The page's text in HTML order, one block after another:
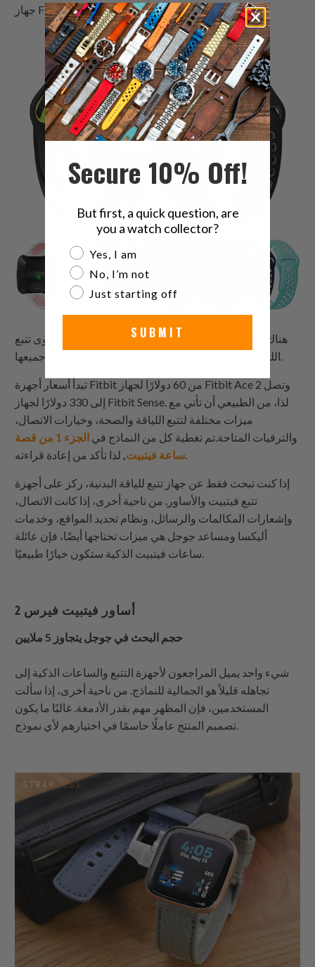
جهاز Fitbit معين.
هناك ثلاثة عوامل رئيسية يجب مراعاتها: الميزانية، مستوى تتبع
اللياقة البدنية المرغوب، والاتصال. خذ وقتك وفكر في جميعها.
تبدأ أسعار أجهزة Fitbit من 60 دولارًا لجهاز Fitbit Ace 2 وتصل
إلى 330 دولارًا لجهاز Fitbit Sense. لذا، من الطبيعي أن تأتي مع
ميزات مختلفة لتتبع اللياقة والصحة، وخيارات الاتصال،
والترقيات المتاحة.تم تغطية كل من النماذج في
الجزء 1 من قصة
ساعة فيتبيت, لذا تأكد من إعادة قراءته.
إذا كنت تبحث فقط عن جهاز تتبع للياقة البدنية، ركز على أجهزة
تتبع فيتبيت والأساور. من ناحية أخرى، إذا كانت الاتصال،
وإشعارات المكالمات والرسائل، ونظام تحديد المواقع، وخدمات
أليكسا ومساعد جوجل هي ميزات تحتاجها أيضًا، فإن عائلة
ساعات فيتبيت الذكية ستكون خيارًا طبيعيًا.
أساور فيتبيت فيرس 2
حجم البحث في جوجل يتجاوز 5 ملايين
شيء واحد يميل المراجعون لأجهزة التتبع والساعات الذكية إلى
تجاهله قليلاً هو الجمالية للنماذج. من ناحية أخرى، إذا سألت
المستخدمين، فإن المظهر مهم بقدر الأدمغة. غالبًا ما يكون
تصميم المنتج عاملًا حاسمًا في اختيارهم لأي نموذج.
Secure 10% Off!
But first, a quick question, are
you a watch collector?
Are you a watch collector?
Yes, I am
No, I’m not
Just starting off
SUBMIT